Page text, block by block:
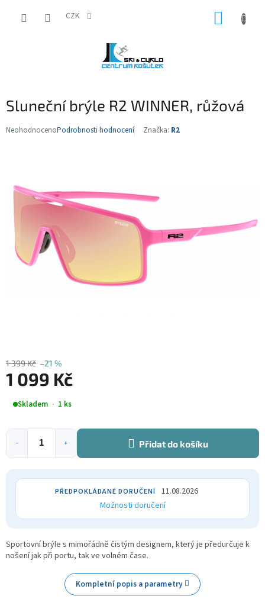
CZK
Sluneční brýle R2 WINNER, růžová
Průměrné
hvězdiček.
NeohodnocenoPodrobnosti hodnocení Značka: R2
1 399 Kč –21 %
1 099 Kč
Měrná
cena:
Skladem 1 ks
+
− Přidat do košíku
11.08.2026
Možnosti doručení
Sportovní brýle s mimořádně čistým designem, který je předurčuje k
nošení jak při portu, tak ve volném čase.
Kompletní popis a parametry